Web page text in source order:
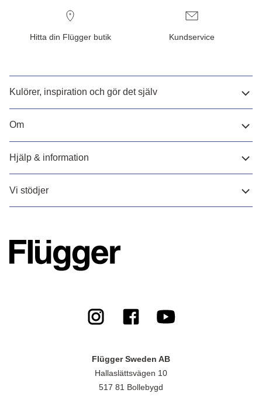
Hitta din Flügger butik Kundservice
Kulörer, inspiration och gör det själv
Om
Hjälp & information
Vi stödjer
Flügger Sweden AB
Hallaslättsvägen 10
517 81 Bollebygd